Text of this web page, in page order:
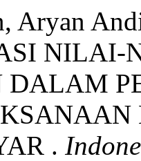
Aryan
NILAI-
.